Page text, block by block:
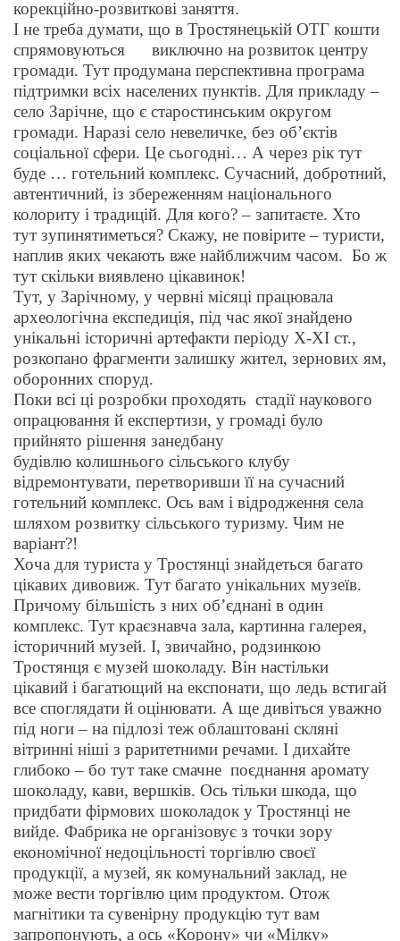
корекційно-розвиткові заняття.
І не треба думати, що в Тростянецькій ОТГ кошти
спрямовуються
виключно на розвиток центру
громади. Тут продумана перспективна програма
підтримки всіх населених пунктів. Для прикладу –
село Зарічне, що є старостинським округом
громади. Наразі село невеличке, без об’єктів
соціальної сфери. Це сьогодні… А через рік тут
буде … готельний комплекс. Сучасний, добротний,
автентичний, із збереженням національного
колориту і традицій. Для кого? – запитаєте. Хто
тут зупинятиметься? Скажу, не повірите – туристи,
наплив яких чекають вже найближчим часом. Бо ж
тут скільки виявлено цікавинок!
Тут, у Зарічному, у червні місяці працювала
археологічна експедиція, під час якої знайдено
унікальні історичні артефакти періоду Х-ХІ ст.,
розкопано фрагменти залишку жител, зернових ям,
оборонних споруд.
Поки всі ці розробки проходять стадії наукового
опрацювання й експертизи, у громаді було
прийнято рішення занедбану
будівлю колишнього сільського клубу
відремонтувати, перетворивши її на сучасний
готельний комплекс. Ось вам і відродження села
шляхом розвитку сільського туризму. Чим не
варіант?!
Хоча для туриста у Тростянці знайдеться багато
цікавих дивовиж. Тут багато унікальних музеїв.
Причому більшість з них об’єднані в один
комплекс. Тут краєзнавча зала, картинна галерея,
історичний музей. І, звичайно, родзинкою
Тростянця є музей шоколаду. Він настільки
цікавий і багатющий на експонати, що ледь встигай
все споглядати й оцінювати. А ще дивіться уважно
під ноги – на підлозі теж облаштовані скляні
вітринні ніші з раритетними речами. І дихайте
глибоко – бо тут таке смачне поєднання аромату
шоколаду, кави, вершків. Ось тільки шкода, що
придбати фірмових шоколадок у Тростянці не
вийде. Фабрика не організовує з точки зору
економічної недоцільності торгівлю своєї
продукції, а музей, як комунальний заклад, не
може вести торгівлю цим продуктом. Отож
магнітики та сувенірну продукцію тут вам
запропонують, а ось «Корону» чи «Мілку»